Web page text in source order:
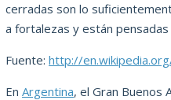
cerradas son lo
a fortalezas y están
Fuente: http://
En Argentina, el Gran Buenos